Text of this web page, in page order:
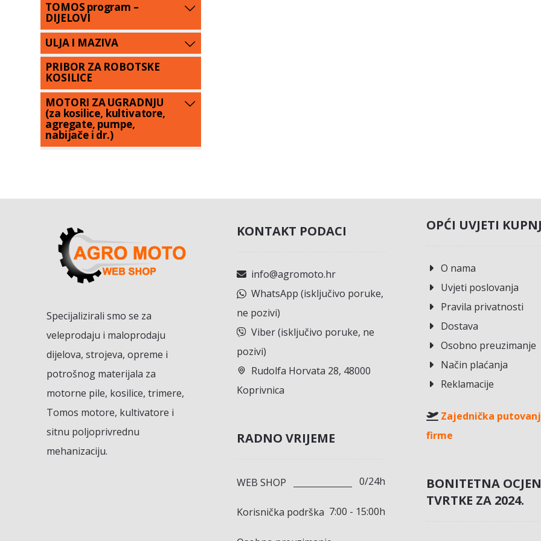
TOMOS program –
DIJELOVI
ULJA I MAZIVA
PRIBOR ZA ROBOTSKE
KOSILICE
MOTORI ZA UGRADNJU
(za kosilice, kultivatore,
agregate, pumpe,
nabijače i dr.)
Specijalizirali smo se za
veleprodaju i maloprodaju
dijelova, strojeva, opreme i
potrošnog materijala za
motorne pile, kosilice, trimere,
Tomos motore, kultivatore i
sitnu poljoprivrednu
mehanizaciju.
KONTAKT PODACI
info@agromoto.hr
WhatsApp (isključivo poruke,
ne pozivi)
Viber (isključivo poruke, ne
pozivi)
Rudolfa Horvata 28, 48000
Koprivnica
RADNO VRIJEME
WEB SHOP 0/24h
Korisnička podrška 7:00 - 15:00h
OPĆI UVJETI
O nama
Uvjeti poslovanja
Pravila privatnosti
Dostava
Osobno preuzimanje
Način plaćanja
Reklamacije
Zajednička
firme
BONITETNA
TVRTKE ZA 2024.